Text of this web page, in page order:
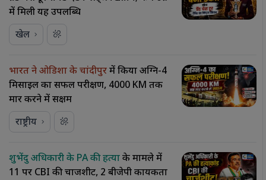
में मिली यह उपलब्धि
खेल
भारत ने ओडिशा के चांदीपुरमें किया अग्नि-4
मिसाइल का सफल परीक्षण, 4000 KM तक
मार करने में सक्षम
राष्ट्रीय
शुभेंदु अधिकारी के PA की हत्याके मामले में
11 पर CBI की चार्जशीट, 2 बीजेपी कार्यकर्ता